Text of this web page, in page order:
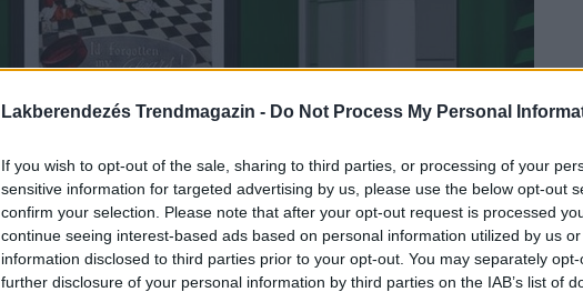
Lakberendezés Trendmagazin - Do Not Process My Personal
If you wish to opt-out of the sale, sharing to third parties, or processing of your
sensitive information for targeted advertising by us, please use the below opt-out
confirm your selection. Please note that after your opt-out request is processed
continue seeing interest-based ads based on personal information utilized by us
information disclosed to third parties prior to your opt-out. You may separately
further disclosure of your personal information by third parties on the IAB’s list of